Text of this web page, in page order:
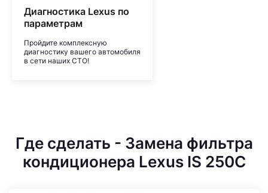
Диагностика Lexus по
параметрам
Пройдите комплексную
диагностику вашего автомобиля
в сети наших СТО!
Где сделать - Замена фильтра
кондиционера Lexus IS 250C